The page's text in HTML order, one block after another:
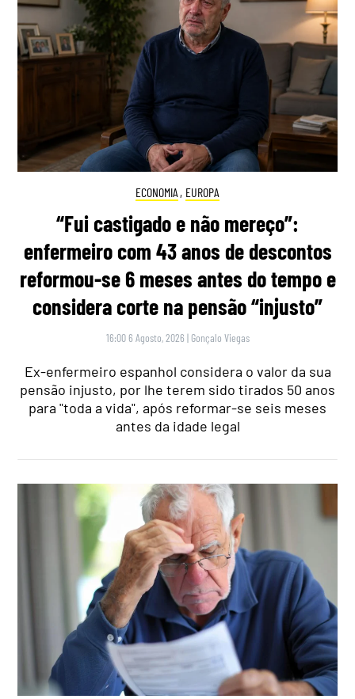
ECONOMIA , EUROPA
“Fui castigado e não mereço”:
enfermeiro com 43 anos de descontos
reformou-se 6 meses antes do tempo e
considera corte na pensão “injusto”
16:00 6 Agosto, 2026 | Gonçalo Viegas
Ex-enfermeiro espanhol considera o valor da sua
pensão injusto, por lhe terem sido tirados 50 anos
para "toda a vida", após reformar-se seis meses
antes da idade legal